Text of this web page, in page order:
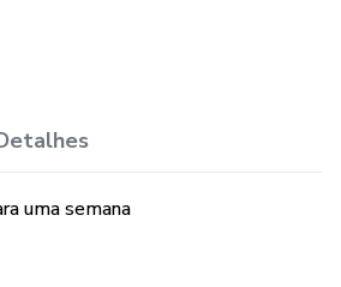
mover de um momento para o
o parecer profissional. Sempre
uma semana